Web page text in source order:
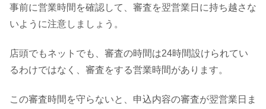
事前に営業時間を確認して、審査を翌営業日に持ち越さな
いように注意しましょう。
店頭でもネットでも、審査の時間は24時間設けられてい
るわけではなく、審査をする営業時間があります。
この審査時間を守らないと、申込内容の審査が翌営業日ま